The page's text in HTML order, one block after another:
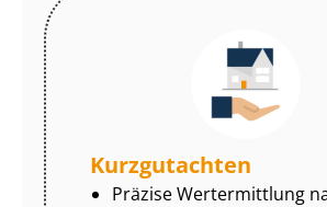
Kurzgutachten
Präzise Wertermittlung